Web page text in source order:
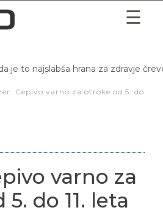
je to najslabša hrana za zdravje
Cepivo varno za otroke od 5. do
varno za
do 11. leta